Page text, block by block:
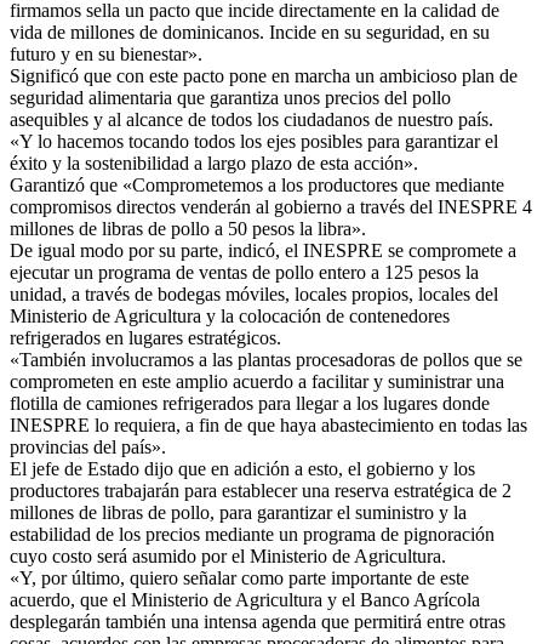
firmamos sella un pacto que incide directamente en la calidad de
vida de millones de dominicanos. Incide en su seguridad, en su
futuro y en su bienestar».
Significó que con este pacto pone en marcha un ambicioso plan de
seguridad alimentaria que garantiza unos precios del pollo
asequibles y al alcance de todos los ciudadanos de nuestro país.
«Y lo hacemos tocando todos los ejes posibles para garantizar el
éxito y la sostenibilidad a largo plazo de esta acción».
Garantizó que «Comprometemos a los productores que mediante
compromisos directos venderán al gobierno a través del INESPRE 4
millones de libras de pollo a 50 pesos la libra».
De igual modo por su parte, indicó, el INESPRE se compromete a
ejecutar un programa de ventas de pollo entero a 125 pesos la
unidad, a través de bodegas móviles, locales propios, locales del
Ministerio de Agricultura y la colocación de contenedores
refrigerados en lugares estratégicos.
«También involucramos a las plantas procesadoras de pollos que se
comprometen en este amplio acuerdo a facilitar y suministrar una
flotilla de camiones refrigerados para llegar a los lugares donde
INESPRE lo requiera, a fin de que haya abastecimiento en todas las
provincias del país».
El jefe de Estado dijo que en adición a esto, el gobierno y los
productores trabajarán para establecer una reserva estratégica de 2
millones de libras de pollo, para garantizar el suministro y la
estabilidad de los precios mediante un programa de pignoración
cuyo costo será asumido por el Ministerio de Agricultura.
«Y, por último, quiero señalar como parte importante de este
acuerdo, que el Ministerio de Agricultura y el Banco Agrícola
desplegarán también una intensa agenda que permitirá entre otras